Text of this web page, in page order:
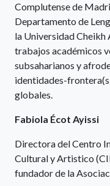
Complutense de
Departamento de
la Universidad Cheikh
trabajos académicos
subsaharianos y
identidades-
globales.
Fabiola Écot Ayissi
Directora del Centro
Cultural y Artistico
fundador de la